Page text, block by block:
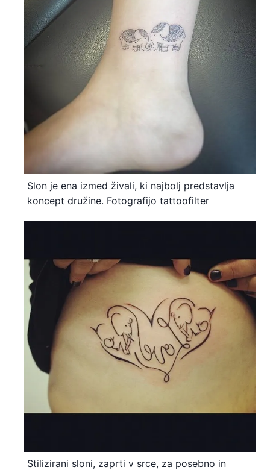
Slon je ena izmed živali, ki najbolj predstavlja
koncept družine. Fotografijo tattoofilter
Stilizirani sloni, zaprti v srce, za posebno in